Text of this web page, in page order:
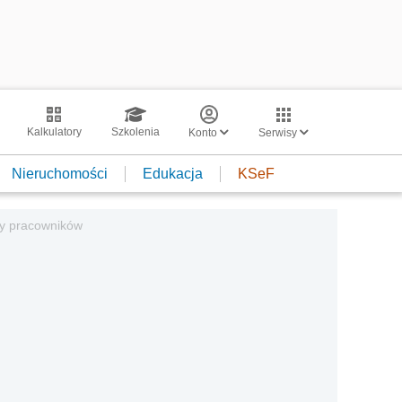
Kalkulatory Szkolenia Konto Serwisy
Nieruchomości Edukacja KSeF
pracowników